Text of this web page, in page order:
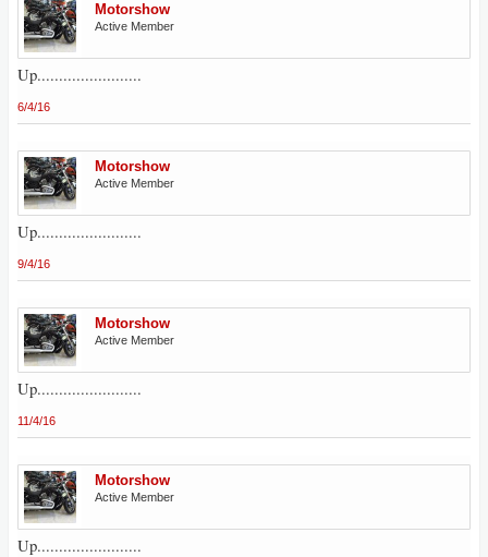
Motorshow
Active Member
Up........................
6/4/16
Motorshow
Active Member
Up........................
9/4/16
Motorshow
Active Member
Up........................
11/4/16
Motorshow
Active Member
Up........................